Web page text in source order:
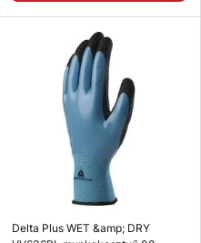
Delta Plus WET &amp; DRY